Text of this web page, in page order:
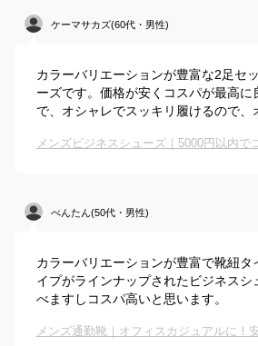
ケーマサカズ(60代・男性)
カラーバリエーションが豊富な2足セ
ーズです。価格が安くコスパが最高に
で、オシャレでスッキリ履けるので、
べんたん(50代・男性)
カラーバリエーションが豊富で靴紐タ
イプがラインナップされたビジネスシ
べますしコスパ高いと思います。